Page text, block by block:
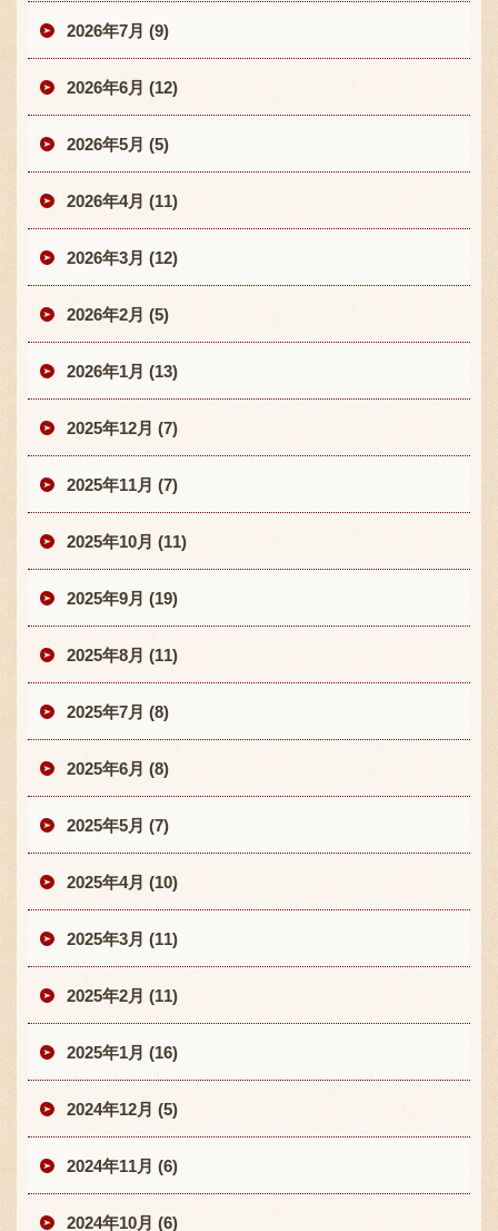
2026年7月 (9)
2026年6月 (12)
2026年5月 (5)
2026年4月 (11)
2026年3月 (12)
2026年2月 (5)
2026年1月 (13)
2025年12月 (7)
2025年11月 (7)
2025年10月 (11)
2025年9月 (19)
2025年8月 (11)
2025年7月 (8)
2025年6月 (8)
2025年5月 (7)
2025年4月 (10)
2025年3月 (11)
2025年2月 (11)
2025年1月 (16)
2024年12月 (5)
2024年11月 (6)
2024年10月 (6)